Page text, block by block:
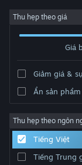
Đăng nhập
Cộng đồng
Thông tin
Hỗ trợ
Thu hẹp theo giá
Giá
Giảm giá &
Ẩn sản
Thu hẹp theo ngôn
Tiếng Việt
Tiếng Trung
Nhà phát hành:
Xếp theo Độ liên quan